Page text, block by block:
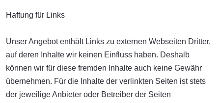
Haftung für Links
Unser Angebot enthält Links zu externen Webseiten Dritter,
auf deren Inhalte wir keinen Einfluss haben. Deshalb
können wir für diese fremden Inhalte auch keine Gewähr
übernehmen. Für die Inhalte der verlinkten Seiten ist stets
der jeweilige Anbieter oder Betreiber der Seiten